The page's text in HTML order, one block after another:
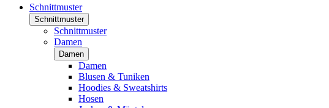
Schnittmuster
Schnittmuster
Schnittmuster
Damen
Damen
Damen
Blusen & Tuniken
Hoodies & Sweatshirts
Hosen